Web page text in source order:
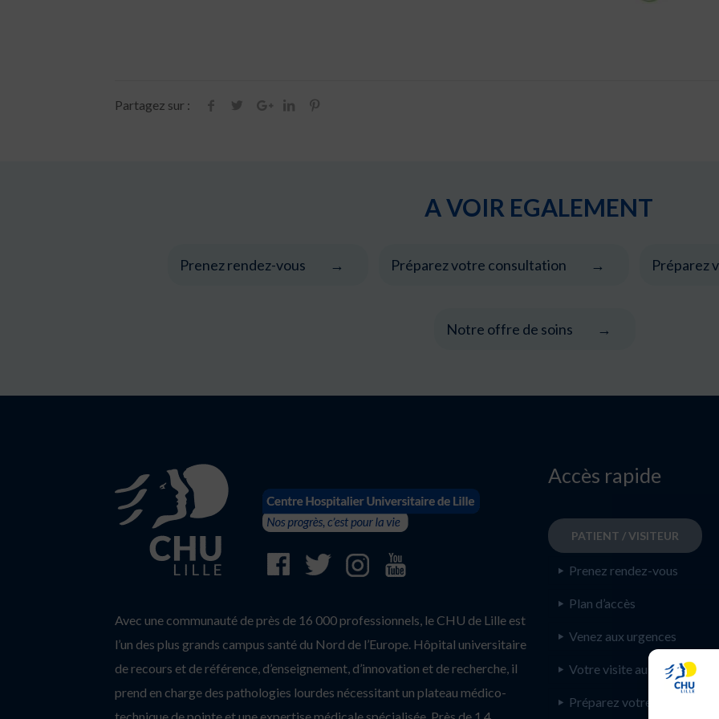
Partagez sur :
A VOIR EGALEMENT
Prenez rendez-vous Préparez votre consultation Préparez
Notre offre de soins
Avec une communauté de près de 16 000 professionnels, le CHU de Lille est
l’un des plus grands campus santé du Nord de l’Europe. Hôpital universitaire
de recours et de référence, d’enseignement, d’innovation et de recherche, il
prend en charge des pathologies lourdes nécessitant un plateau médico-
technique de pointe et une expertise médicale spécialisée. Près de 1.4
Accès rapide
PATIENT / VISITEUR
Prenez rendez-vous
Plan d’accès
Venez aux urgences
Votre visite au CHU de Lille
Préparez votre